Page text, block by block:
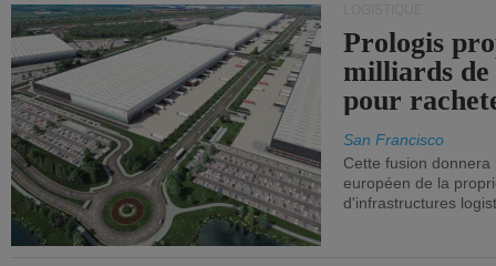
Prologis
milliards
pour
San Francisco
Cette fusion
européen de la
d'infrastructures